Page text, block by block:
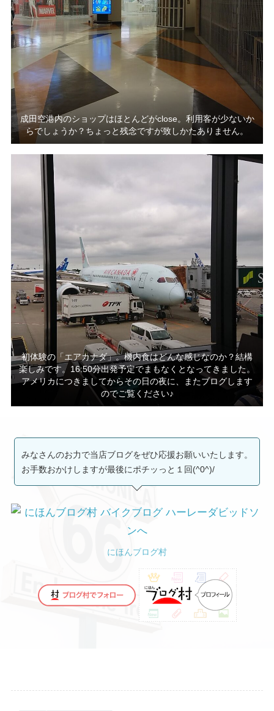
成田空港内のショップはほとんどがclose。利用客が少ないか
らでしょうか？ちょっと残念ですが致しかたありません。
初体験の「エアカナダ」。機内食はどんな感じなのか？結構
楽しみです。16:50分出発予定でまもなくとなってきました。
アメリカにつきましてからその日の夜に、またブログします
のでご覧ください♪
みなさんのお力で当店ブログをぜひ応援お願いいたします。
お手数おかけしますが最後にポチッっと１回(^0^)/
にほんブログ村